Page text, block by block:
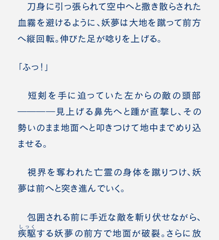
刀身に引っ張られて空中へと撒き散らされた
血霧を避けるように、妖夢は大地を蹴って前方
へ縦回転。伸びた足が唸りを上げる。
「ふっ！」
短剣を手に迫っていた左からの敵の頭部
――――見上げる鼻先へと踵が直撃し、その
勢いのまま地面へと叩きつけて地中までめり込
ませる。
視界を奪われた亡霊の身体を蹴りつけ、妖
夢は前へと突き進んでいく。
包囲される前に手近な敵を斬り伏せながら、
疾駆
しっく
する妖夢の前方で地面が破裂。さらに放